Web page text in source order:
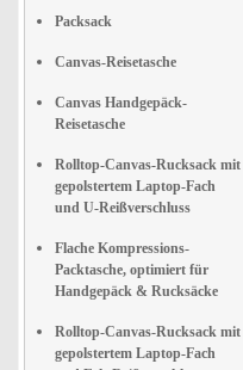
Packsack
Canvas-Reisetasche
Canvas Handgepäck-
Reisetasche
Rolltop-Canvas-Rucksack mit
gepolstertem Laptop-Fach
und U-Reißverschluss
Flache Kompressions-
Packtasche, optimiert für
Handgepäck & Rucksäcke
Rolltop-Canvas-Rucksack mit
gepolstertem Laptop-Fach